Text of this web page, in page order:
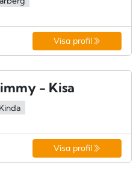
Visa profil
- Kisa
Kinda
Visa profil